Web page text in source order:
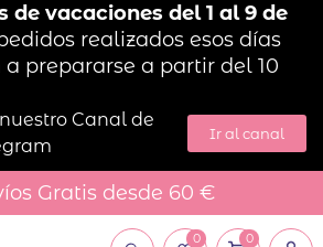
de vacaciones del 1 al 9 de
realizados esos días
prepararse a partir del 10
Canal de
Ir al canal
Gratis desde 60 €
0 0